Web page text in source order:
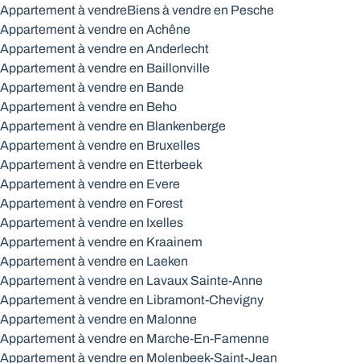
Appartement à vendreBiens à vendre en Pesche
Appartement à vendre en Achêne
Appartement à vendre en Anderlecht
Appartement à vendre en Baillonville
Appartement à vendre en Bande
Appartement à vendre en Beho
Appartement à vendre en Blankenberge
Appartement à vendre en Bruxelles
Appartement à vendre en Etterbeek
Appartement à vendre en Evere
Appartement à vendre en Forest
Appartement à vendre en Ixelles
Appartement à vendre en Kraainem
Appartement à vendre en Laeken
Appartement à vendre en Lavaux Sainte-Anne
Appartement à vendre en Libramont-Chevigny
Appartement à vendre en Malonne
Appartement à vendre en Marche-En-Famenne
Appartement à vendre en Molenbeek-Saint-Jean